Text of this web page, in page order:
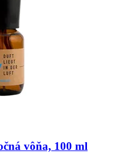
vôňa, 100 ml